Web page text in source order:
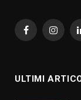
Facebook
ULTIMI